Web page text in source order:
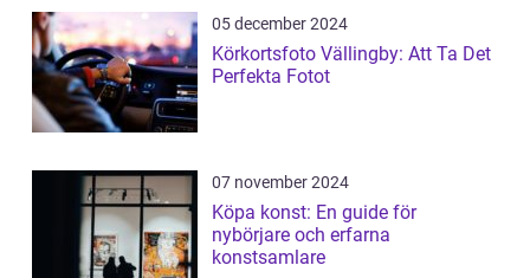
05 december 2024
Körkortsfoto Vällingby: Att Ta Det
Perfekta Fotot
07 november 2024
Köpa konst: En guide för
nybörjare och erfarna
konstsamlare